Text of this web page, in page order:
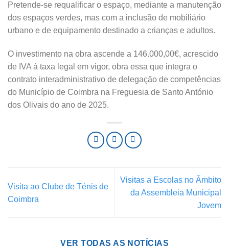
Pretende-se requalificar o espaço, mediante a manutenção
dos espaços verdes, mas com a inclusão de mobiliário
urbano e de equipamento destinado a crianças e adultos.
O investimento na obra ascende a 146.000,00€, acrescido
de IVA à taxa legal em vigor, obra essa que integra o
contrato interadministrativo de delegação de competências
do Município de Coimbra na Freguesia de Santo António
dos Olivais do ano de 2025.
Visita ao Clube de Ténis de
Coimbra
Visitas a Escolas no Âmbito
da Assembleia Municipal
Jovem
VER TODAS AS NOTÍCIAS